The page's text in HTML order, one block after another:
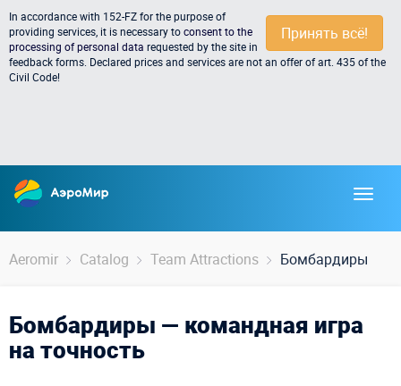
Принять всё!
In accordance with 152-FZ for the purpose of
providing services, it is necessary toconsent to the
processing of personal data requested by the site in
feedback forms. Declared prices and services are not an offer of art. 435 of the
Civil Code!
Aeromir Catalog Team Attractions Бомбардиры
Бомбардиры — командная игра
на точность